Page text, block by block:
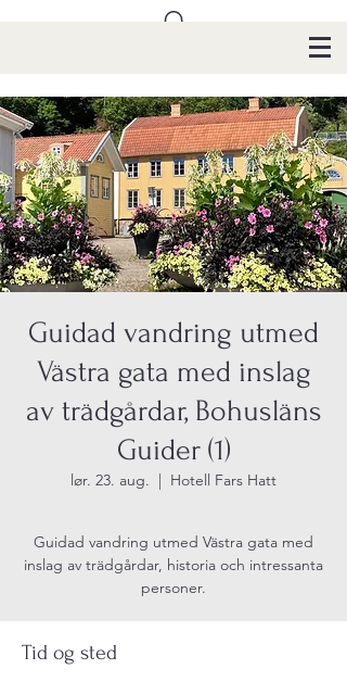
Guidad vandring utmed
Västra gata med inslag
av trädgårdar, Bohusläns
Guider (1)
lør. 23. aug.
  |
Hotell Fars Hatt
Guidad vandring utmed Västra gata med
inslag av trädgårdar, historia och intressanta
personer.
Tid og sted